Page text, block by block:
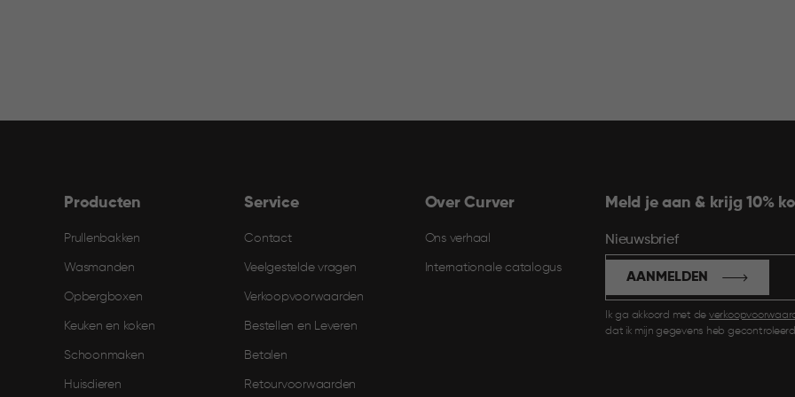
Producten
Prullenbakken
Wasmanden
Opbergboxen
Keuken en koken
Schoonmaken
Huisdieren
Service
Contact
Veelgestelde vragen
Verkoopvoorwaarden
Bestellen en Leveren​
Betalen
Retourvoorwaarden
Over Curver
Ons verhaal
Internationale catalogus
Meld je aan & krijg 10%
Nieuwsbrief
Ik ga akkoord met de
dat ik mijn gegevens heb
AANMELDEN